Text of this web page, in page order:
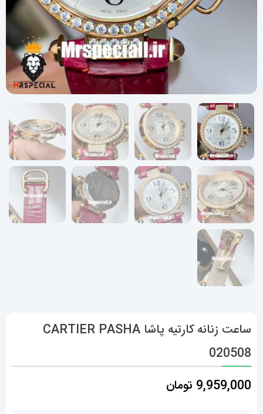
ساعت زنانه کارتیه پاشا CARTIER PASHA
020508
9,959,000 تومان